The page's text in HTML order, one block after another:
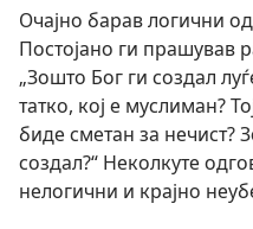
Очајно барав логични
Постојано ги прашував
„Зошто Бог ги создал
татко, кој е муслиман?
биде сметан за нечист?
создал?“ Неколкуте
нелогични и крајно